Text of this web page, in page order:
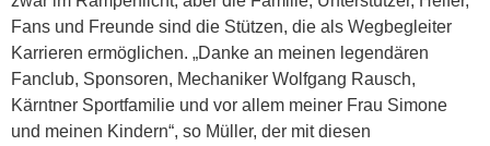
Fans und Freunde sind die Stützen, die als Wegbegleiter
Karrieren ermöglichen. „Danke an meinen legendären
Fanclub, Sponsoren, Mechaniker Wolfgang Rausch,
Kärntner Sportfamilie und vor allem meiner Frau Simone
und meinen Kindern“, so Müller, der mit diesen